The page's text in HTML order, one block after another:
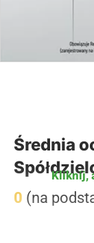
Średnia
0 (na
Kliknij,